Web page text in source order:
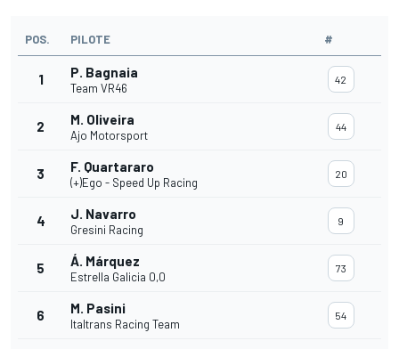
POS. PILOTE #
1 P. Bagnaia
Team VR46
42
2 M. Oliveira
Ajo Motorsport
44
3 F. Quartararo
(+)Ego - Speed Up Racing
20
4 J. Navarro
Gresini Racing
9
5 Á. Márquez
Estrella Galicia 0,0
73
6 M. Pasini
Italtrans Racing Team
54